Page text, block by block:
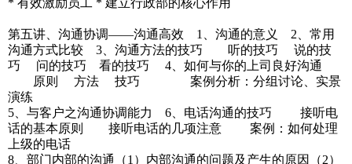
* 有效激励员工 * 建立行政部的核心作用
第五讲、沟通协调——沟通高效 1、沟通的意义 2、常用
沟通方式比较 3、沟通方法的技巧 听的技巧 说的技
巧 问的技巧 看的技巧 4、如何与你的上司良好沟通
原则 方法 技巧 案例分析：分组讨论、实景
演练
5、与客户之沟通协调能力 6、电话沟通的技巧 接听电
话的基本原则 接听电话的几项注意 案例：如何处理
上级的电话
8、部门内部的沟通（1）内部沟通的问题及产生的原因（2）